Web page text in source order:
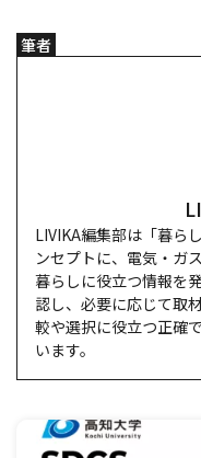
筆者
LIVIKA編集部は「暮ら
ンセプトに、電気・ガ
暮らしに役立つ情報を
認し、必要に応じて取
較や選択に役立つ正確
います。